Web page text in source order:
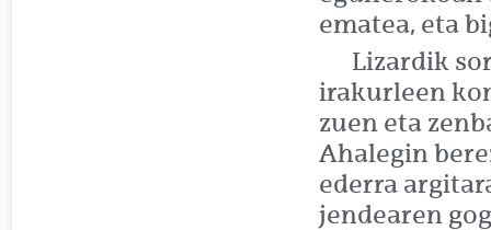
ematea, eta
Lizardik
irakurleen
zuen eta
Ahalegin
ederra
jendearen